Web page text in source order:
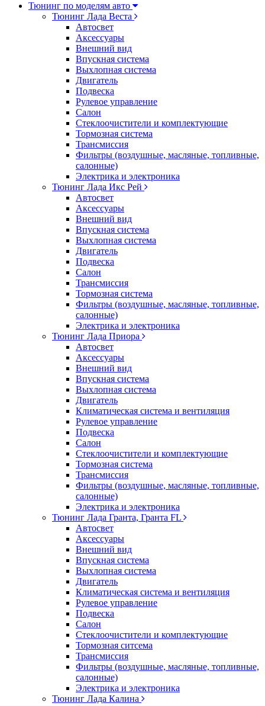
Тюнинг по моделям авто
Тюнинг Лада Веста
Автосвет
Аксессуары
Внешний вид
Впускная система
Выхлопная система
Двигатель
Подвеска
Рулевое управление
Салон
Стеклоочистители и комплектующие
Тормозная система
Трансмиссия
Фильтры (воздушные, масляные, топливные,
салонные)
Электрика и электроника
Тюнинг Лада Икс Рей
Автосвет
Аксессуары
Внешний вид
Впускная система
Выхлопная система
Двигатель
Подвеска
Салон
Трансмиссия
Тормозная система
Фильтры (воздушные, масляные, топливные,
салонные)
Электрика и электроника
Тюнинг Лада Приора
Автосвет
Аксессуары
Внешний вид
Впускная система
Выхлопная система
Двигатель
Климатическая система и вентиляция
Рулевое управление
Подвеска
Салон
Стеклоочистители и комплектующие
Тормозная система
Трансмиссия
Фильтры (воздушные, масляные, топливные,
салонные)
Электрика и электроника
Тюнинг Лада Гранта, Гранта FL
Автосвет
Аксессуары
Внешний вид
Впускная система
Выхлопная система
Двигатель
Климатическая система и вентиляция
Рулевое управление
Подвеска
Салон
Стеклоочистители и комплектующие
Тормозная ситсема
Трансмиссия
Фильтры (воздушные, масляные, топливные,
салонные)
Электрика и электроника
Тюнинг Лада Калина